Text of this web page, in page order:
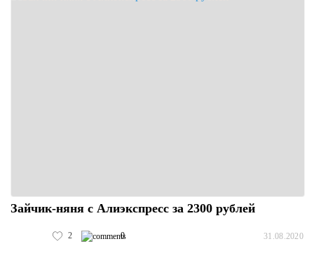
Зайчик-няня с Алиэкспресс за 2300 рублей
2 0 31.08.2020